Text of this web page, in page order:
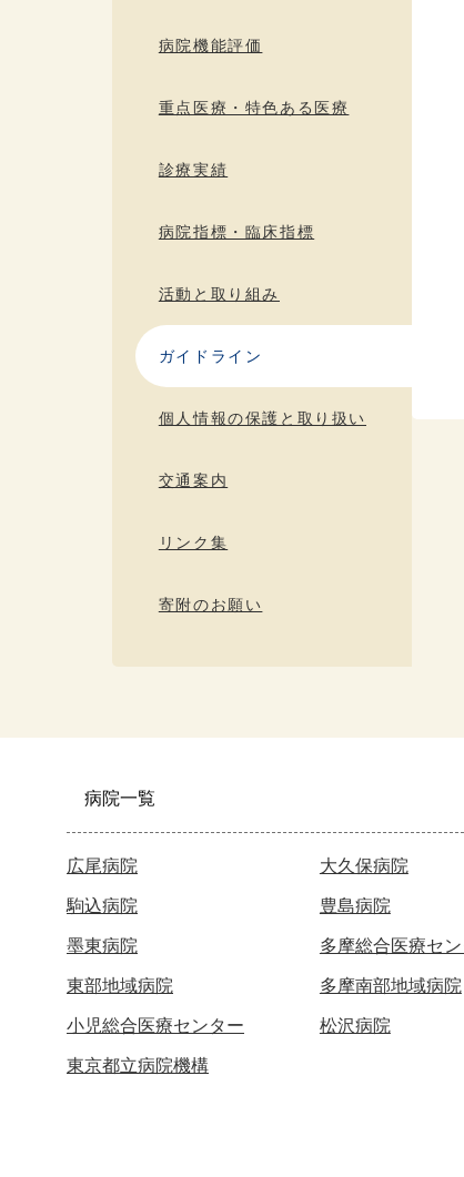
病院機能評価
重点医療・特色ある医療
診療実績
病院指標・臨床指標
活動と取り組み
ガイドライン
個人情報の保護と取り扱い
交通案内
リンク集
寄附のお願い
病院一覧
広尾病院 大久保病院
駒込病院 豊島病院
墨東病院 多摩総合医療セ
東部地域病院 多摩南部地域病院
小児総合医療センター 松沢病院
東京都立病院機構